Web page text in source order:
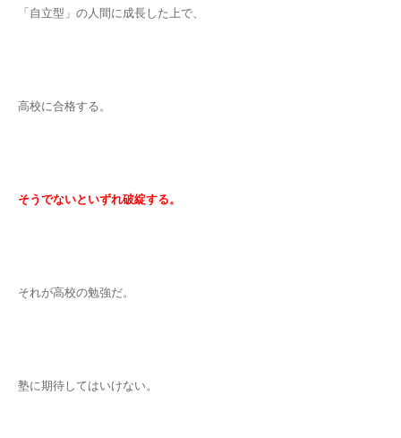
「自立型」の人間に成長した上で、
高校に合格する。
そうでないといずれ破綻する。
それが高校の勉強だ。
塾に期待してはいけない。